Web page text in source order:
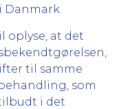
oplyse, at det
til samme
som
i det